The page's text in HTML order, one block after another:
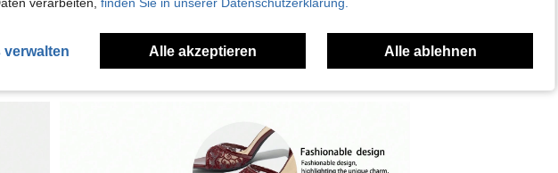
verwalten Alle akzeptieren Alle ablehnen